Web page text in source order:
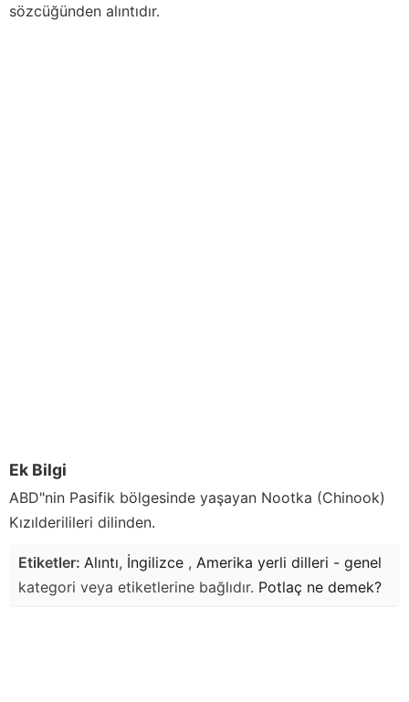
sözcüğünden alıntıdır.
Ek Bilgi
ABD"nin Pasifik bölgesinde yaşayan Nootka (Chinook)
Kızılderilileri dilinden.
Etiketler: Alıntı, İngilizce , Amerika yerli dilleri - genel
kategori veya etiketlerine bağlıdır. Potlaç ne demek?